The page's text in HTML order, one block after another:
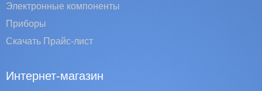
Электронные компоненты
Приборы
Скачать Прайс-лист
Интернет-магазин